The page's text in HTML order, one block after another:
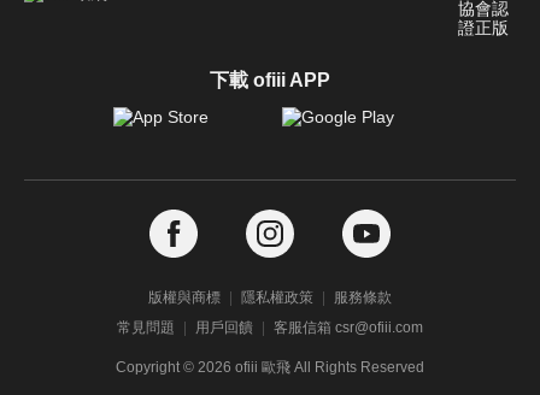
下載 ofiii APP
版權與商標 隱私權政策
服務條款
常見問題
用戶回饋 客服信箱 csr@ofiii.com
Copyright © 2026 ofiii 歐飛 All Rights Reserved